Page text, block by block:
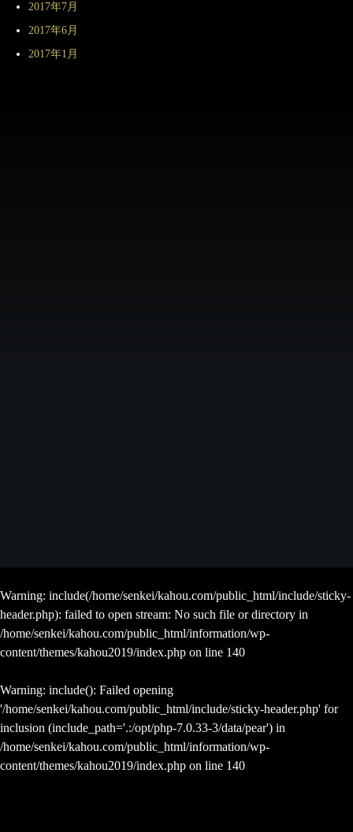
2017年7月
2017年6月
2017年1月
Warning: include(/home/senkei/kahou.com/public_html/include/sticky-
header.php): failed to open stream: No such file or directory in
/home/senkei/kahou.com/public_html/information/wp-
content/themes/kahou2019/index.php on line 140
Warning: include(): Failed opening
'/home/senkei/kahou.com/public_html/include/sticky-header.php' for
inclusion (include_path='.:/opt/php-7.0.33-3/data/pear') in
/home/senkei/kahou.com/public_html/information/wp-
content/themes/kahou2019/index.php on line 140